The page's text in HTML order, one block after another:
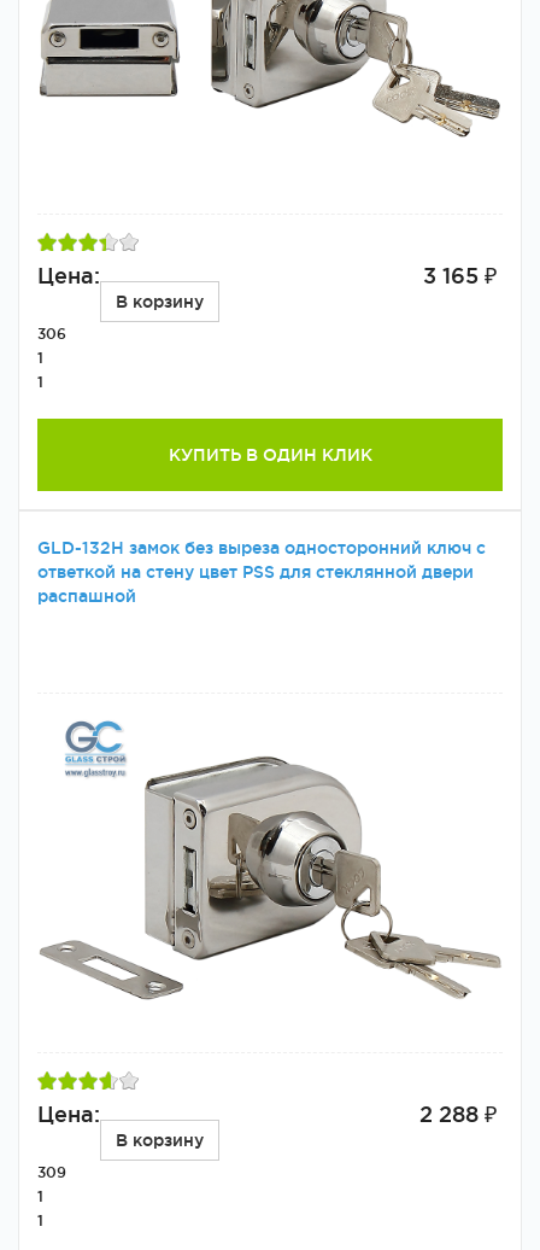
Цена: 3 165 ₽
В корзину
306
1
1
КУПИТЬ В ОДИН КЛИК
GLD-132H замок без выреза односторонний ключ с
ответкой на стену цвет PSS для стеклянной двери
распашной
Цена: 2 288 ₽
В корзину
309
1
1